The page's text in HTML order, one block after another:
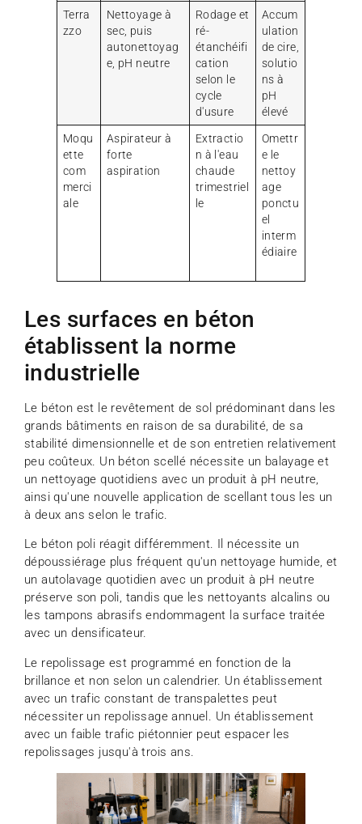
Terra
zzo
Nettoyage à
sec, puis
autonettoyag
e, pH neutre
Rodage et
ré-
étanchéifi
cation
selon le
cycle
d'usure
Accum
ulation
de cire,
solutio
ns à
pH
élevé
Moqu
ette
com
merci
ale
Aspirateur à
forte
aspiration
Extractio
n à l'eau
chaude
trimestriel
le
Omettr
e le
nettoy
age
ponctu
el
interm
édiaire
Les surfaces en béton
établissent la norme
industrielle
Le béton est le revêtement de sol prédominant dans les
grands bâtiments en raison de sa durabilité, de sa
stabilité dimensionnelle et de son entretien relativement
peu coûteux. Un béton scellé nécessite un balayage et
un nettoyage quotidiens avec un produit à pH neutre,
ainsi qu'une nouvelle application de scellant tous les un
à deux ans selon le trafic.
Le béton poli réagit différemment. Il nécessite un
dépoussiérage plus fréquent qu'un nettoyage humide, et
un autolavage quotidien avec un produit à pH neutre
préserve son poli, tandis que les nettoyants alcalins ou
les tampons abrasifs endommagent la surface traitée
avec un densificateur.
Le repolissage est programmé en fonction de la
brillance et non selon un calendrier. Un établissement
avec un trafic constant de transpalettes peut
nécessiter un repolissage annuel. Un établissement
avec un faible trafic piétonnier peut espacer les
repolissages jusqu'à trois ans.